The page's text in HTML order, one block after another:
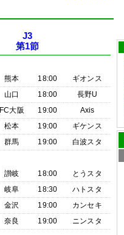
J3
第1節
熊本 18:00
ギオンス
山口 18:00
長野U
FC大阪 19:00
Axis
松本 19:00
ギケンス
群馬 19:00
白波スタ
讃岐 18:00
とうスタ
岐阜 18:30
ハトスタ
金沢 19:00
カンセキ
奈良 19:00
ニンスタ